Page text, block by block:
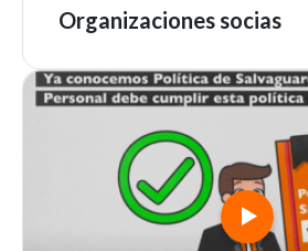
Organizaciones socias